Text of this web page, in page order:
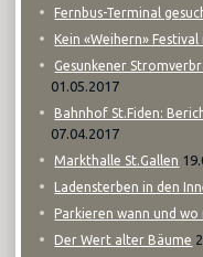
Fernbus-Terminal
Kein «Weihern» Festival
Gesunkener
01.05.2017
Bahnhof St.Fiden:
07.04.2017
Markthalle St.Gallen
Ladensterben in den
Parkieren wann und wo
Der Wert alter Bäume